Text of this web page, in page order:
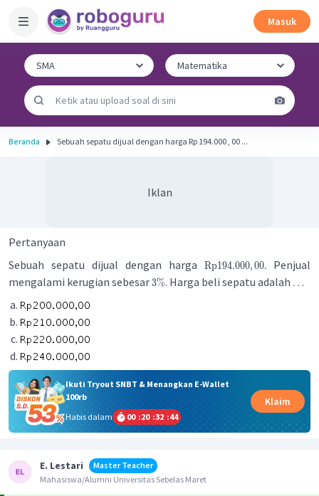
Masuk
Beranda Sebuah sepatu dijual dengan harga Rp 194.000 , 00 ...
Iklan
Pertanyaan
Sebuah sepatu dijual dengan harga
Rp194.000,00. Penjual
mengalami kerugian sebesar3%. Harga beli sepatu adalah …
Ikuti Tryout SNBT & Menangkan E-Wallet
100rb
Habis dalam
00 :20 :32 :44
Klaim
E. Lestari
Master Teacher
Mahasiswa/Alumni Universitas Sebelas Maret